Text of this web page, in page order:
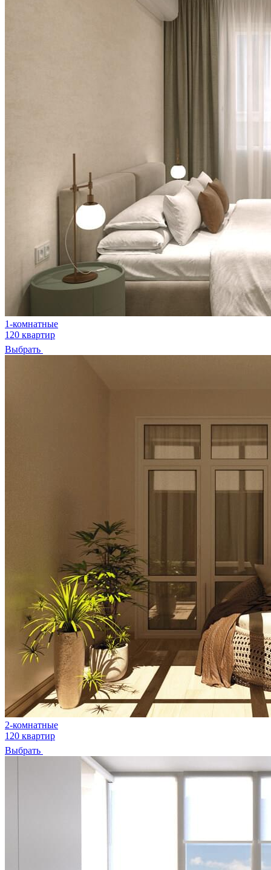
1-комнатные
120 квартир
Выбрать
2-комнатные
120 квартир
Выбрать